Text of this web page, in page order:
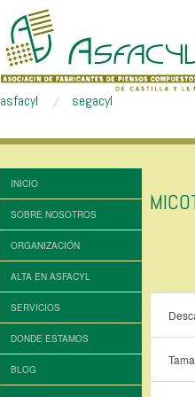
asfacyl segacyl
INICIO
SOBRE NOSOTROS
ORGANIZACIÓN
ALTA EN ASFACYL
SERVICIOS
DONDE ESTAMOS
BLOG